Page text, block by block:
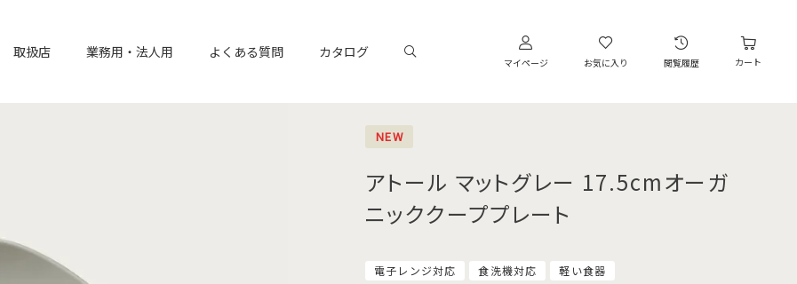
取扱店 業務用・法人用 よくある質問 カタログ
マイページ お気に入り 閲覧履歴 カート
NEW
アトール マットグレー 17.5cmオーガ
ニッククーププレート
電子レンジ対応 食洗機対応 軽い食器